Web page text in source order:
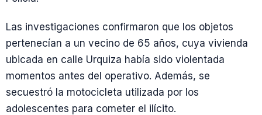
Las investigaciones confirmaron que los objetos
pertenecían a un vecino de 65 años, cuya vivienda
ubicada en calle Urquiza había sido violentada
momentos antes del operativo. Además, se
secuestró la motocicleta utilizada por los
adolescentes para cometer el ilícito.